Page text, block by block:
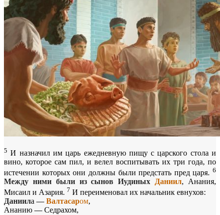
5 И назначил им царь ежедневную пищу с царского стола и
вино, которое сам пил, и велел воспитывать их три года, по
истечении которых они должны были предстать пред царя. 6
Между ними были из сынов Иудиных Даниил, Анания,
Мисаил и Азария. 7 И переименовал их начальник евнухов:
Даниила —Валтасаром,
Ананию—Седрахом,